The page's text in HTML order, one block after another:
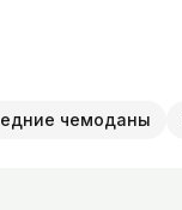
чемоданы